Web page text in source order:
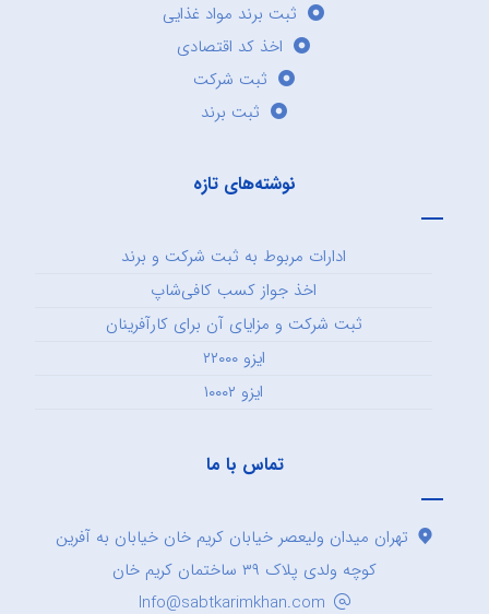
ثبت برند مواد غذایی
اخذ کد اقتصادی
ثبت شرکت
ثبت برند
نوشته‌های تازه
ادارات مربوط به ثبت شرکت و برند
اخذ جواز کسب کافی‌شاپ
ثبت شرکت و مزایای آن برای کارآفرینان
ایزو ۲۲۰۰۰
ایزو ۱۰۰۰۲
تماس با ما
تهران میدان ولیعصر خیابان کریم خان خیابان به آفرین
کوچه ولدی پلاک ۳۹ ساختمان کریم خان
Info@sabtkarimkhan.com